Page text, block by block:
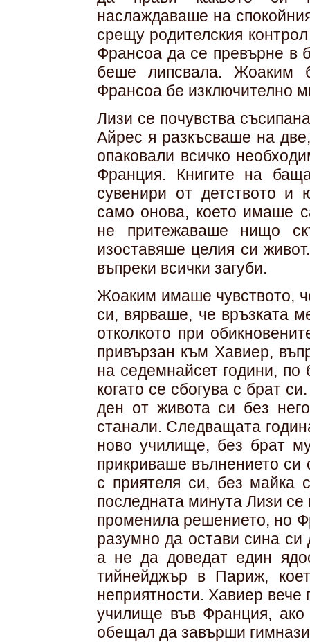
наслаждаваше на
срещу родителския
Франсоа да се превърне в
беше липсвала. Жоаким
Франсоа бе изключително
Лизи се почувства
Айрес я разкъсваше на
опаковали всичко
Франция. Книгите на
сувенири от детството и
само онова, което имаше
не притежаваше нищо
изоставяше целия си
въпреки всички загуби.
Жоаким имаше чувството,
си, вярваше, че връзката
отколкото при
привързан към Хавиер,
на седемнайсет години, по
когато се сбогува с брат
ден от живота си без
станали. Следващата
ново училище, без брат
прикриваше вълнението
с приятеля си, без
последната минута Лизи
променила решението, но
разумно да остави сина си
а не да доведат един
тийнейджър в Париж,
неприятности. Хавиер
училище във Франция,
обещал да завърши